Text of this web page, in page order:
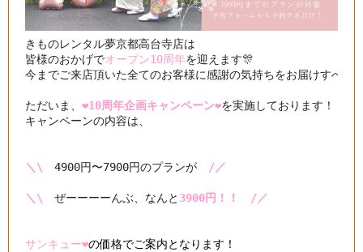
きものレンタル夢京都高台寺店は
皆様のおかげでオープン10周年を迎えます🎊
今までご来店頂いた全てのお客様に感謝の気持ちをお届けすべく
ただいま、 ❤️10周年企画キャンペーン❤️を実施しております！
キャンペーンの内容は、
＼\ 4900円〜7900円のプランが /／
＼\ ぜーーーーんぶ、なんと 3900円！！　/／
サンキュー❤️の価格でご案内となります！